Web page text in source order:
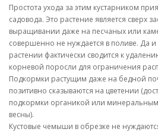
Простота ухода за этим кустарником
садовода. Это растение является сверх
выращивании даже на песчаных или
совершенно не нуждается в поливе. Да и
растении фактически сводится к
корневой поросли для ограничения
Подкормки растущим даже на бедной
позитивно сказываются на цветении
подкормки органикой или
весны).
Кустовые чемыши в обрезке не